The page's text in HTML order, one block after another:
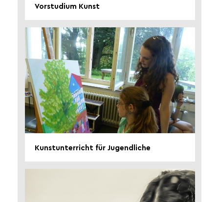
Vorstudium Kunst
Kunstunterricht für Jugendliche